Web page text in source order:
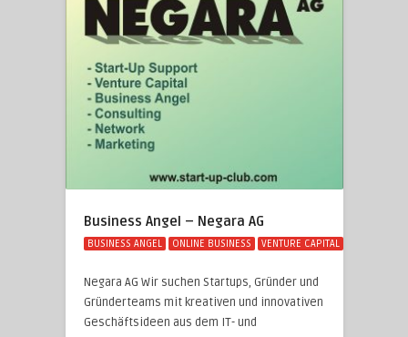
Business Angel – Negara AG
BUSINESS ANGEL ONLINE BUSINESS VENTURE CAPITAL
Negara AG Wir suchen Startups, Gründer und
Gründerteams mit kreativen und innovativen
Geschäftsideen aus dem IT- und